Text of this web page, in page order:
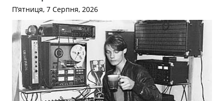
П’ятниця, 7 Серпня, 2026